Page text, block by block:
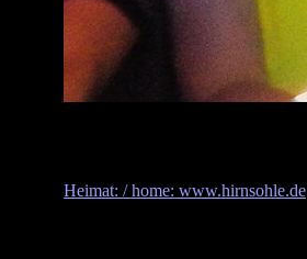
Heimat: / home: www.hirnsohle.de